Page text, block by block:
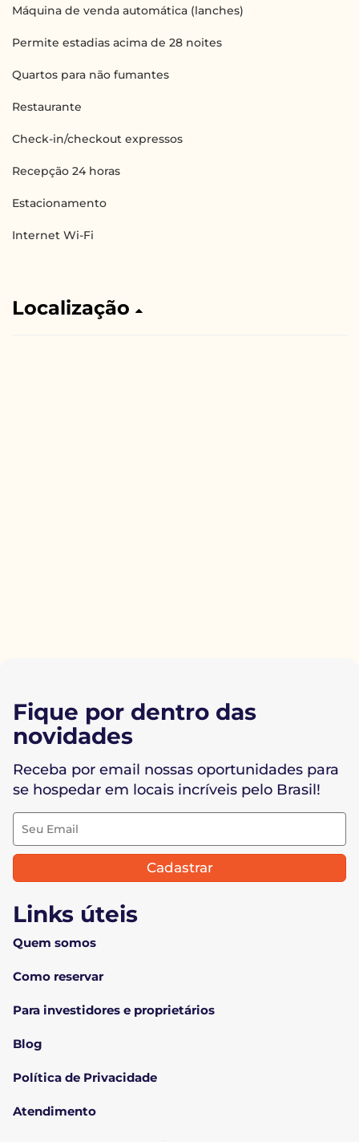
Máquina de venda automática (lanches)
Permite estadias acima de 28 noites
Quartos para não fumantes
Restaurante
Check-in/checkout expressos
Recepção 24 horas
Estacionamento
Internet Wi-Fi
Localização
Links úteis
Quem somos
Como reservar
Para investidores e proprietários
Blog
Política de Privacidade
Atendimento
Fique por dentro das
novidades
Receba por email nossas oportunidades para
se hospedar em locais incríveis pelo Brasil!
Cadastrar